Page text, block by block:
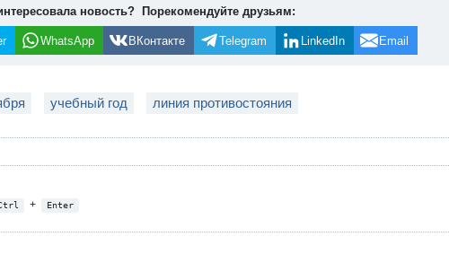
новость? Порекомендуйте друзьям:
WhatsApp ВКонтакте Telegram LinkedIn Email
учебный год линия противостояния
+ Enter